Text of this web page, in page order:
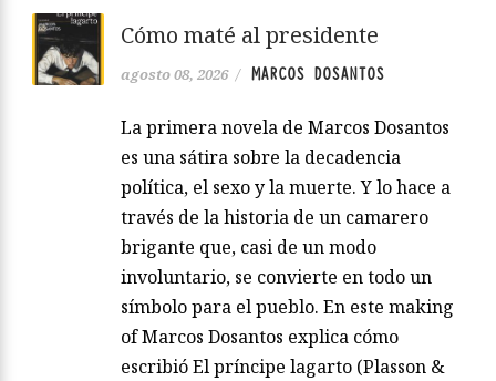
Cómo maté al presidente
agosto 08, 2026 / MARCOS DOSANTOS
La primera novela de Marcos Dosantos
es una sátira sobre la decadencia
política, el sexo y la muerte. Y lo hace a
través de la historia de un camarero
brigante que, casi de un modo
involuntario, se convierte en todo un
símbolo para el pueblo. En este making
of Marcos Dosantos explica cómo
escribió El príncipe lagarto (Plasson &